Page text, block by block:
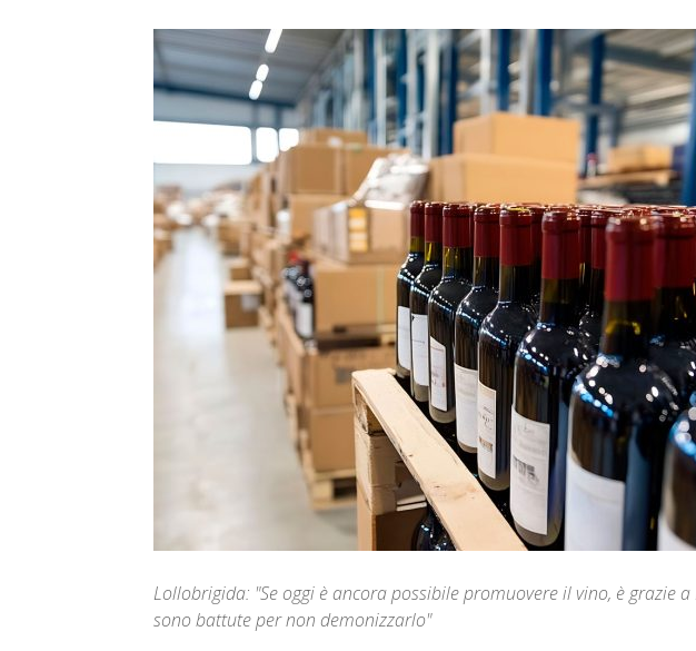
Lollobrigida: "Se oggi è ancora possibile promuovere il vino, è grazie a
sono battute per non demonizzarlo"